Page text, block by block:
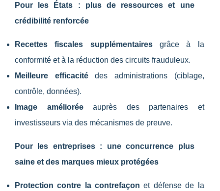
Pour les États : plus de ressources et une
crédibilité renforcée
Recettes fiscales supplémentairesgrâce à la
conformité et à la réduction des circuits frauduleux.
Meilleure efficacitédes administrations (ciblage,
contrôle, données).
Image amélioréeauprès des partenaires et
investisseurs via des mécanismes de preuve.
Pour les entreprises : une concurrence plus
saine et des marques mieux protégées
Protection contre la contrefaçon et défense de la